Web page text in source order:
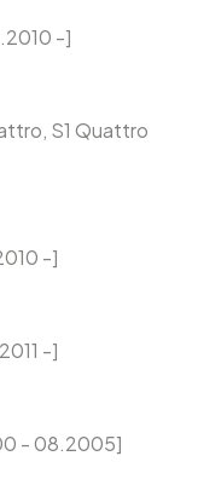
-]
S1 Quattro
-]
-]
- 08.2005]